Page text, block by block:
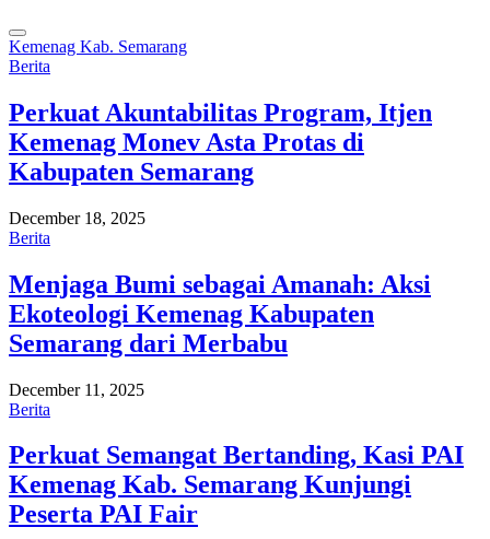
Kemenag Kab. Semarang
Berita
Perkuat Akuntabilitas Program, Itjen
Kemenag Monev Asta Protas di
Kabupaten Semarang
December 18, 2025
Berita
Menjaga Bumi sebagai Amanah: Aksi
Ekoteologi Kemenag Kabupaten
Semarang dari Merbabu
December 11, 2025
Berita
Perkuat Semangat Bertanding, Kasi PAI
Kemenag Kab. Semarang Kunjungi
Peserta PAI Fair